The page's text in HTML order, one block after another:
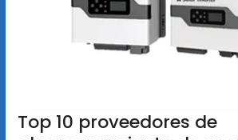
Top 10 proveedores de